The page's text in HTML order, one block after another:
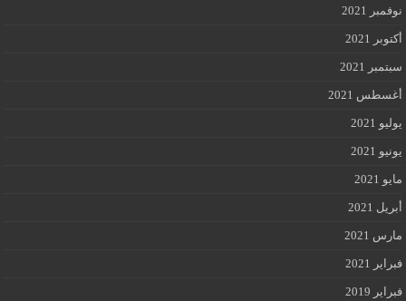
نوفمبر 2021
أكتوبر 2021
سبتمبر 2021
أغسطس 2021
يوليو 2021
يونيو 2021
مايو 2021
أبريل 2021
مارس 2021
فبراير 2021
فبراير 2019